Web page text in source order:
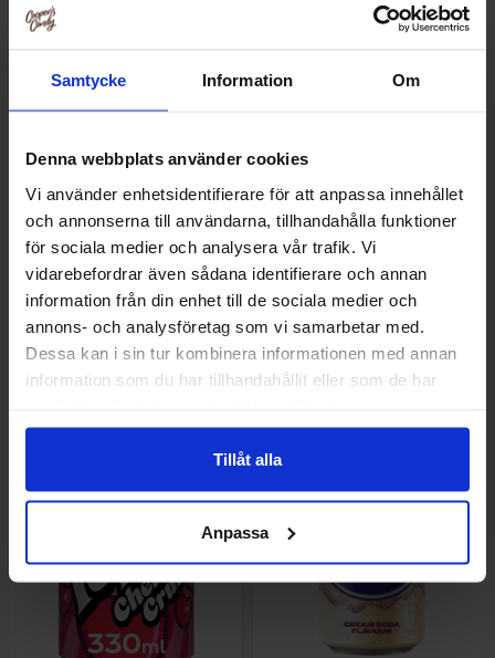
Samtycke Information Om
Denna webbplats använder cookies
Vi använder enhetsidentifierare för att anpassa innehållet
och annonserna till användarna, tillhandahålla funktioner
för sociala medier och analysera vår trafik. Vi
vidarebefordrar även sådana identifierare och annan
information från din enhet till de sociala medier och
annons- och analysföretag som vi samarbetar med.
Dessa kan i sin tur kombinera informationen med annan
information som du har tillhandahållit eller som de har
Tillåt alla
Anpassa
Grace Ginger Beer 330ml x
24st
679.90 kr
Overvåke
Old Jamaica Ginger Beer
330ml x 24st
679.90 kr
Kjøp
-7% -8%